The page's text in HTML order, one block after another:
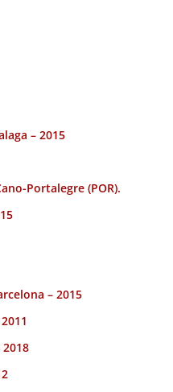
– 2015
Portalegre (POR).
– 2015